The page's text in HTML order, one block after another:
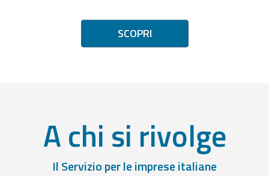
SCOPRI
A chi si rivolge
Il Servizio per le imprese italiane